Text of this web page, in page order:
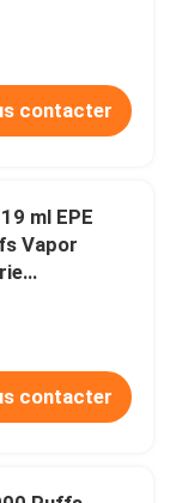
contacter
ml EPE
Vapor
contacter